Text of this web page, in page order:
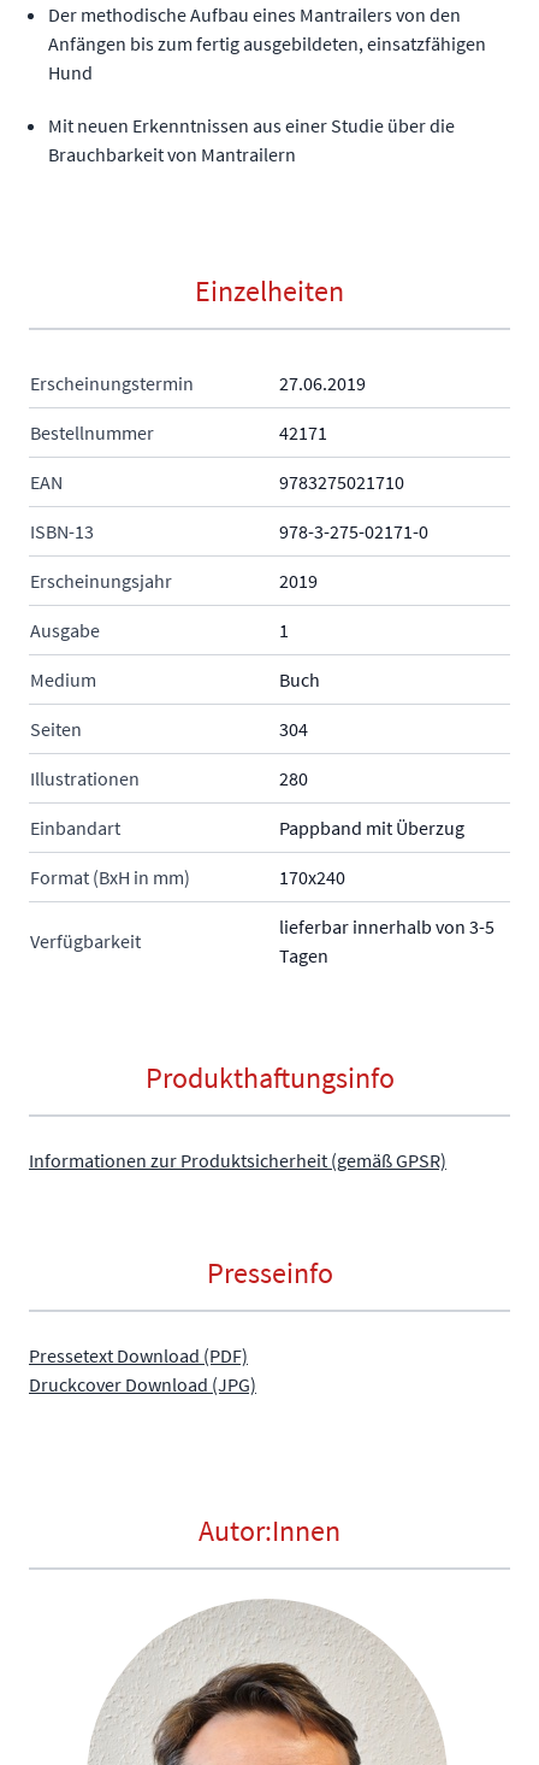
Der methodische Aufbau eines Mantrailers von den
Anfängen bis zum fertig ausgebildeten, einsatzfähigen
Hund
Mit neuen Erkenntnissen aus einer Studie über die
Brauchbarkeit von Mantrailern
Einzelheiten
Erscheinungstermin 27.06.2019
Bestellnummer 42171
EAN 9783275021710
ISBN-13 978-3-275-02171-0
Erscheinungsjahr 2019
Ausgabe 1
Medium Buch
Seiten 304
Illustrationen 280
Einbandart Pappband mit Überzug
Format (BxH in mm) 170x240
Verfügbarkeit
lieferbar innerhalb von 3-5
Tagen
Produkthaftungsinfo
Informationen zur Produktsicherheit (gemäß GPSR)
Presseinfo
Pressetext Download (PDF)
Druckcover Download (JPG)
Autor:Innen